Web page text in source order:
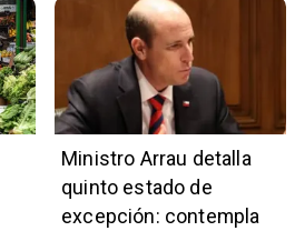
Ministro Arrau detalla
quinto estado de
excepción: contempla